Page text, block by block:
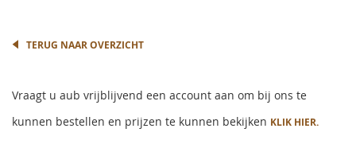
TERUG NAAR OVERZICHT
Vraagt u aub vrijblijvend een account aan om bij ons te
kunnen bestellen en prijzen te kunnen bekijken KLIK HIER.